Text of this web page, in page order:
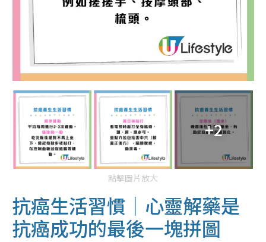
+2
點擊圖片放大
抗癌生活習慣｜心靈解藥是
抗癌成功的最後一塊拼圖